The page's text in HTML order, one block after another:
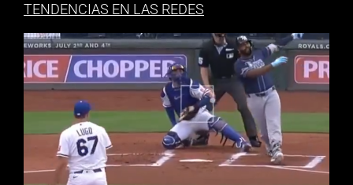
TENDENCIAS EN LAS REDES